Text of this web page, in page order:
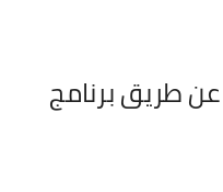
طريق برنامج